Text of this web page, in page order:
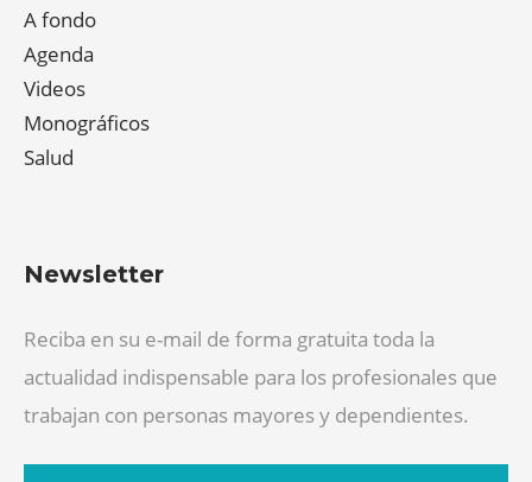
A fondo
Agenda
Videos
Monográficos
Salud
Newsletter
Reciba en su e-mail de forma gratuita toda la
actualidad indispensable para los profesionales que
trabajan con personas mayores y dependientes.